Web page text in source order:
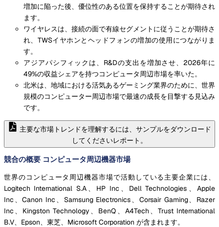
増加に陥った後、優位性のある位置を保持することが期待され
ます。
ワイヤレスは、接続の面で有線セグメントに従うことが期待さ
れ、TWSイヤホンとヘッドフォンの増加の使用につながりま
す。
アジアパシフィックは、R&Dの支出を増加させ、2026年に
49%の収益シェアを持つコンピュータ周辺市場を率いた。
北米は、地域における活気あるゲーミング業界のために、世界
規模のコンピューター周辺市場で最速の成長を目撃する見込み
です。
主要な市場トレンドを理解するには、サンプルをダウンロード
してくださいレポート。
競合の概要 コンピュータ周辺機器市場
世界のコンピュータ周辺機器市場で活動している主要企業には、
Logitech International S.A、HP Inc、Dell Technologies、Apple
Inc、Canon Inc、Samsung Electronics、Corsair Gaming、Razer
Inc、Kingston Technology、BenQ、A4Tech、Trust International
B.V、Epson、東芝、Microsoft Corporation が含まれます。